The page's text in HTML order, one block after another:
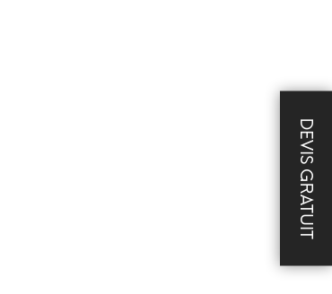
DEVIS GRATUIT